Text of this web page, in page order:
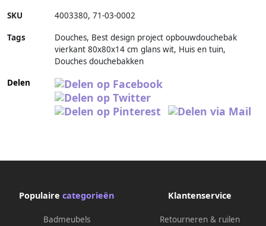
SKU 4003380, 71-03-0002
Tags
Douches, Best design project opbouwdouchebak
vierkant 80x80x14 cm glans wit, Huis en tuin,
Douches douchebakken
Delen
Populaire categorieën
Badmeubels
Klantenservice
Retourneren & ruilen